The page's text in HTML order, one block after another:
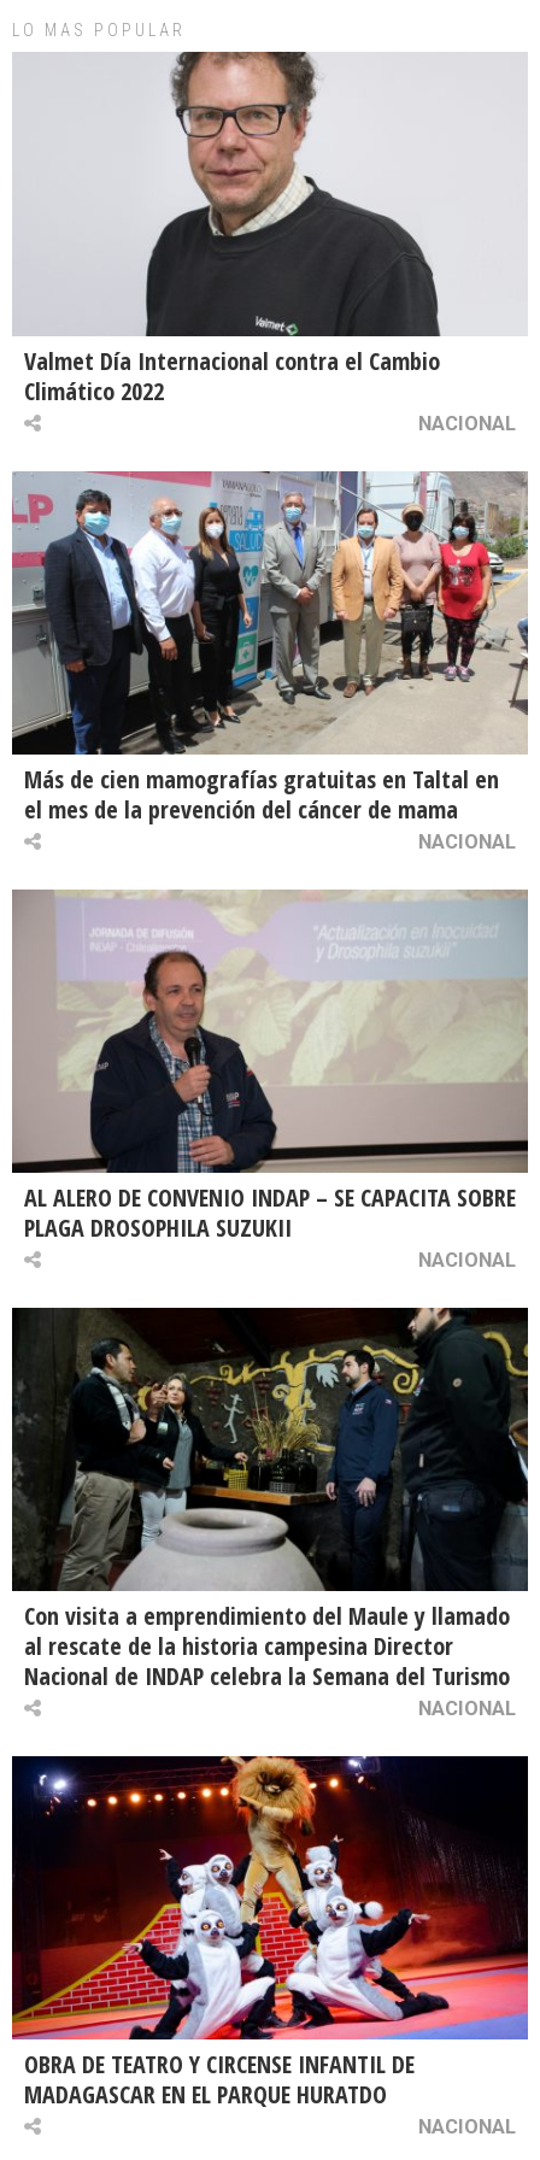
LO MAS POPULAR
Valmet Día Internacional contra el Cambio
Climático 2022
NACIONAL
Más de cien mamografías gratuitas en Taltal en
el mes de la prevención del cáncer de mama
NACIONAL
AL ALERO DE CONVENIO INDAP – SE CAPACITA SOBRE
PLAGA DROSOPHILA SUZUKII
NACIONAL
Con visita a emprendimiento del Maule y llamado
al rescate de la historia campesina Director
Nacional de INDAP celebra la Semana del Turismo
NACIONAL
OBRA DE TEATRO Y CIRCENSE INFANTIL DE
MADAGASCAR EN EL PARQUE HURATDO
NACIONAL